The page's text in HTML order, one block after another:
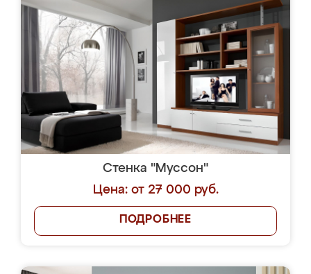
Стенка "Муссон"
Цена: от 27 000 руб.
ПОДРОБНЕЕ